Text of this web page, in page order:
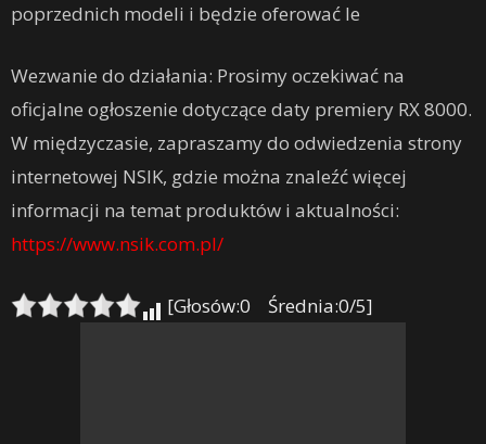
poprzednich modeli i będzie oferować le
Wezwanie do działania: Prosimy oczekiwać na
oficjalne ogłoszenie dotyczące daty premiery RX 8000.
W międzyczasie, zapraszamy do odwiedzenia strony
internetowej NSIK, gdzie można znaleźć więcej
informacji na temat produktów i aktualności:
https://www.nsik.com.pl/
[Głosów:0 Średnia:0/5]